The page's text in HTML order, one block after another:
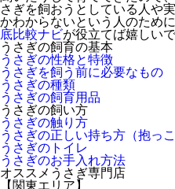
さぎを飼おうとしている人や
かわからないという人のため
底比較ナビが役立てば嬉しいで
うさぎの飼育の基本
うさぎの性格と特徴
うさぎを飼う前に必要なもの
うさぎの種類
うさぎの飼育用品
うさぎの飼い方
うさぎの触り方
うさぎの正しい持ち方（抱っこ
うさぎのトイレ
うさぎのお手入れ方法
オススメうさぎ専門店
【関東エリア】